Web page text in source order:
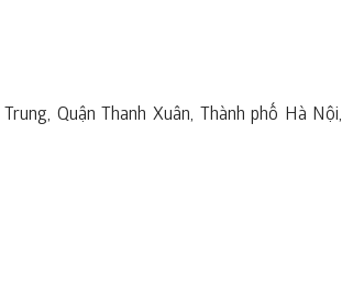
Quận Thanh Xuân, Thành phố Hà Nội,